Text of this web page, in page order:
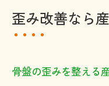
歪み改善なら
骨盤の歪みを整える